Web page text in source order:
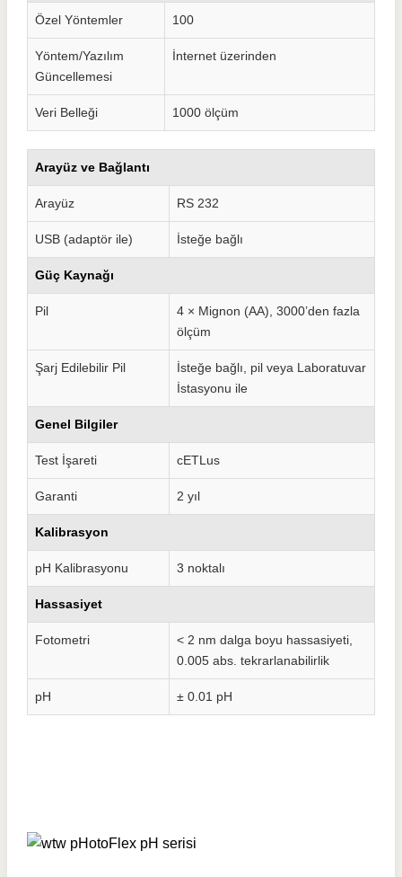
Özel Yöntemler 100
Yöntem/Yazılım
Güncellemesi
İnternet üzerinden
Veri Belleği 1000 ölçüm
Arayüz ve Bağlantı
Arayüz RS 232
USB (adaptör ile) İsteğe bağlı
Güç Kaynağı
Pil
4 × Mignon (AA), 3000’den fazla
ölçüm
Şarj Edilebilir Pil
İsteğe bağlı, pil veya Laboratuvar
İstasyonu ile
Genel Bilgiler
Test İşareti cETLus
Garanti 2 yıl
Kalibrasyon
pH Kalibrasyonu 3 noktalı
Hassasiyet
Fotometri
< 2 nm dalga boyu hassasiyeti,
0.005 abs. tekrarlanabilirlik
pH ± 0.01 pH